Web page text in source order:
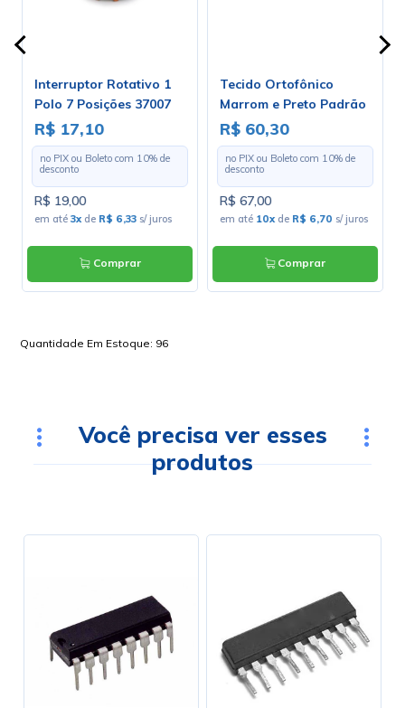
Interruptor Rotativo 1
Polo 7 Posições 37007
A1B1E1S
R$ 17,10
no PIX ou Boleto com 10% de
desconto
R$ 19,00
em até3xde R$ 6,33 s/ juros
Comprar
Tecido Ortofônico
Marrom e Preto Padrão
203-1-10 - Largura 1,30m
- Preço por Metro
R$ 60,30
no PIX ou Boleto com 10% de
desconto
R$ 67,00
em até 10xde R$ 6,70 s/ juros
Comprar
Quantidade Em Estoque: 96
Você precisa ver esses
produtos